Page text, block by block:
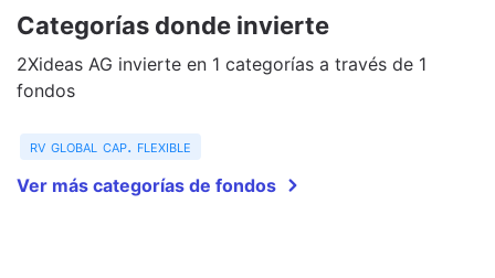
Categorías donde invierte
2Xideas AG invierte en 1 categorías a través de 1
fondos
rv global cap. flexible
Ver más categorías de fondos